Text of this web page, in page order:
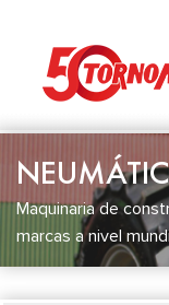
Maquinaria de
marcas a nivel